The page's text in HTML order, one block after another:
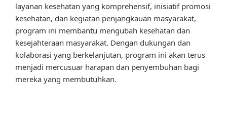
layanan kesehatan yang komprehensif, inisiatif promosi
kesehatan, dan kegiatan penjangkauan masyarakat,
program ini membantu mengubah kesehatan dan
kesejahteraan masyarakat. Dengan dukungan dan
kolaborasi yang berkelanjutan, program ini akan terus
menjadi mercusuar harapan dan penyembuhan bagi
mereka yang membutuhkan.